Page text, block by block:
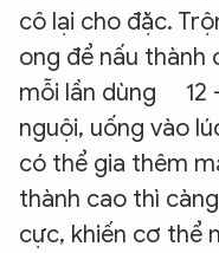
cô lại cho đặc.
ong để nấu thành
mỗi lần dùng 12
nguội, uống vào
có thể gia thêm
thành cao thì
cực, khiến cơ thể